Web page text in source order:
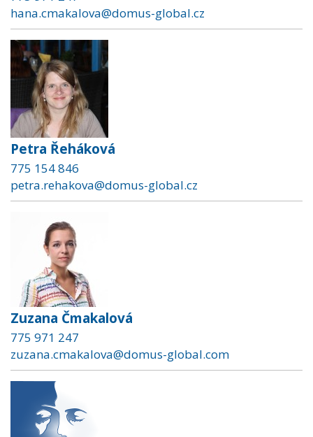
hana.cmakalova@domus-global.cz
Petra Řeháková
775 154 846
petra.rehakova@domus-global.cz
Zuzana Čmakalová
775 971 247
zuzana.cmakalova@domus-global.com